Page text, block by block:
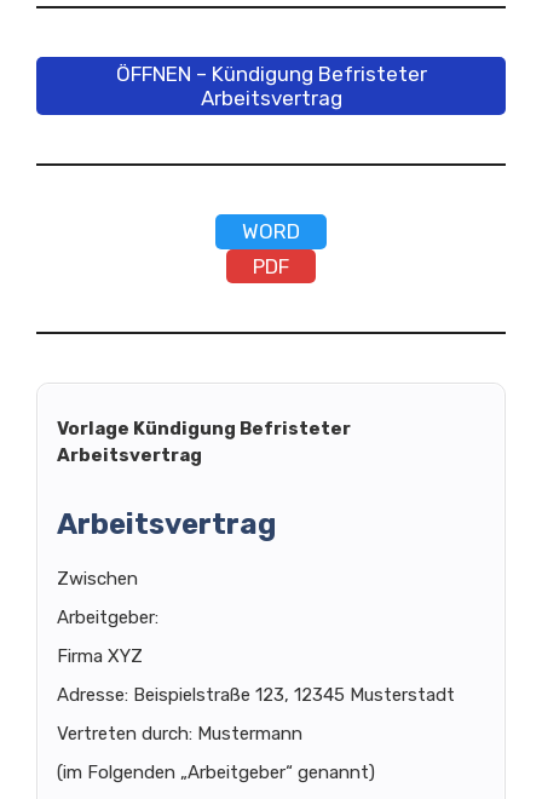
ÖFFNEN – Kündigung Befristeter
Arbeitsvertrag
WORD
PDF
Vorlage Kündigung Befristeter
Arbeitsvertrag
Arbeitsvertrag
Zwischen
Arbeitgeber:
Firma XYZ
Adresse: Beispielstraße 123, 12345 Musterstadt
Vertreten durch: Mustermann
(im Folgenden „Arbeitgeber“ genannt)